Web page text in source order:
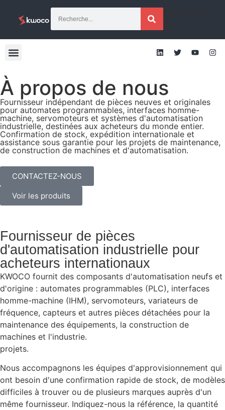
À propos de nous
Fournisseur indépendant de pièces neuves et originales
pour automates programmables, interfaces homme-
machine, servomoteurs et systèmes d'automatisation
industrielle, destinées aux acheteurs du monde entier.
Confirmation de stock, expédition internationale et
assistance sous garantie pour les projets de maintenance,
de construction de machines et d'automatisation.
CONTACTEZ-NOUS
Voir les produits
Fournisseur de pièces
d'automatisation industrielle pour
acheteurs internationaux
KWOCO fournit des composants d'automatisation neufs et
d'origine : automates programmables (PLC), interfaces
homme-machine (IHM), servomoteurs, variateurs de
fréquence, capteurs et autres pièces détachées pour la
maintenance des équipements, la construction de
machines et l'industrie.
projets.
Nous accompagnons les équipes d'approvisionnement qui
ont besoin d'une confirmation rapide de stock, de modèles
difficiles à trouver ou de plusieurs marques auprès d'un
même fournisseur. Indiquez-nous la référence, la quantité